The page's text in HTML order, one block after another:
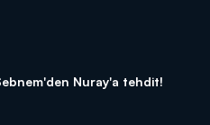
Nuray'a tehdit!